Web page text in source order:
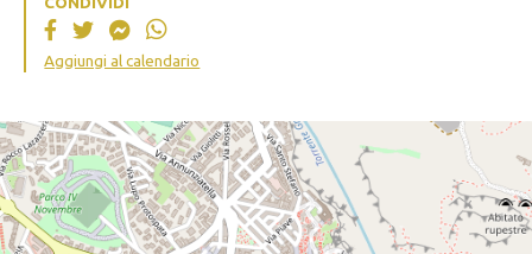
Aggiungi al calendario